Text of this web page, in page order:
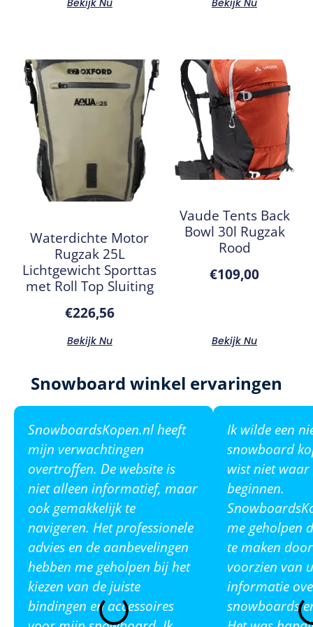
Bekijk Nu Bekijk Nu
Waterdichte Motor
Rugzak 25L
Lichtgewicht Sporttas
met Roll Top Sluiting
€226,56
Bekijk Nu
Vaude Tents Back
Bowl 30l Rugzak
Rood
€109,00
Bekijk Nu
Snowboard winkel ervaringen
SnowboardsKopen.nl heeft
mijn verwachtingen
overtroffen. De website is
niet alleen informatief, maar
ook gemakkelijk te
navigeren. Het professionele
advies en de aanbevelingen
hebben me geholpen bij het
kiezen van de juiste
bindingen en accessoires
Ik wilde een
snowboard
wist niet waar
beginnen.
me geholpen
te maken
voorzien van
informatie
snowboards